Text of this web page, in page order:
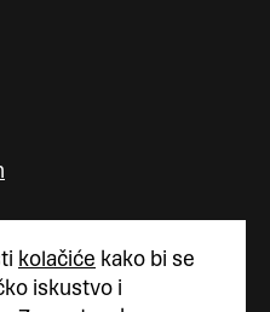
kolačiće kako bi se
iskustvo i